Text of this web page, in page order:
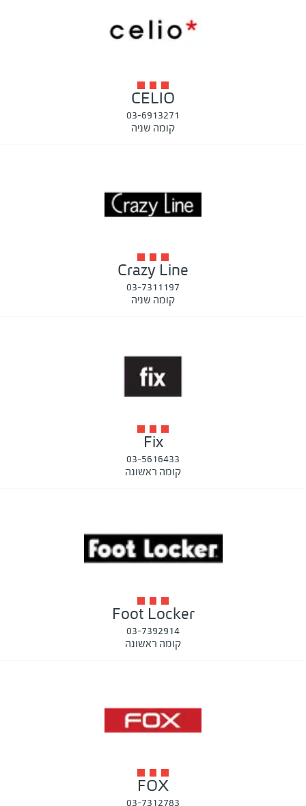
CELIO
03-6913271
קומה שניה
Crazy Line
03-7311197
קומה שניה
Fix
03-5616433
קומה ראשונה
Foot Locker
03-7392914
קומה ראשונה
FOX
03-7312783